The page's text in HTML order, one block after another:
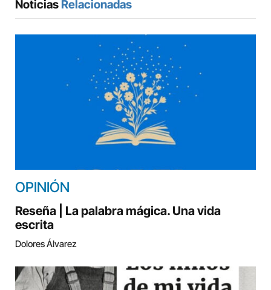
Noticias Relacionadas
OPINIÓN
Reseña | La palabra mágica. Una vida
escrita
Dolores Álvarez